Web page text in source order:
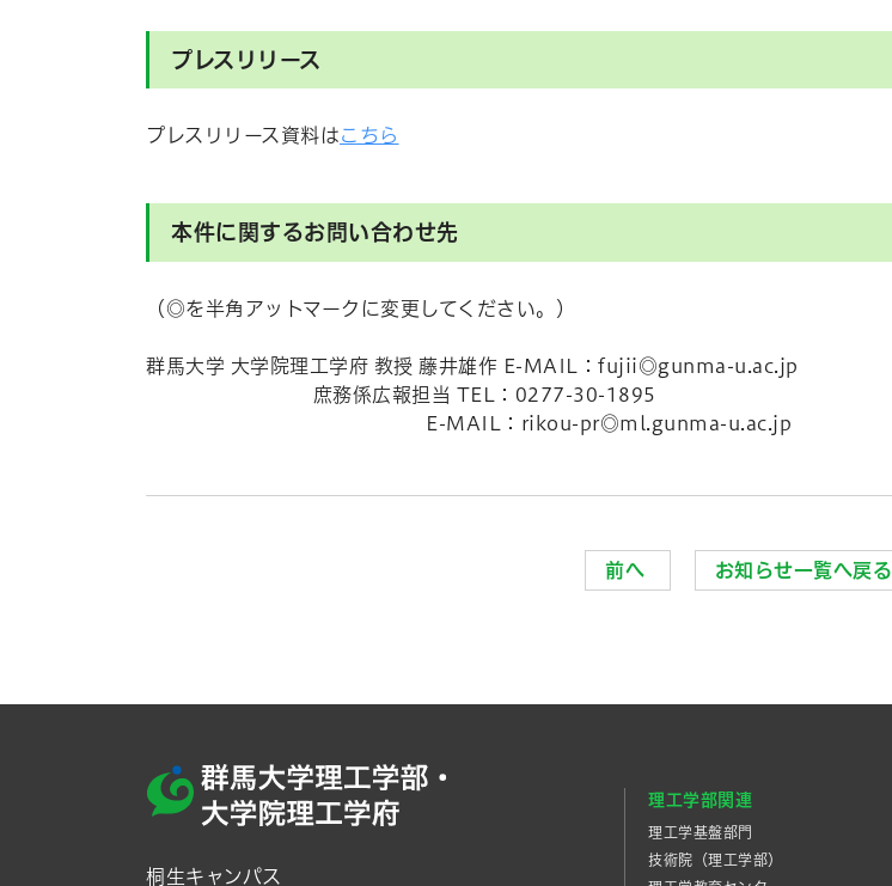
プレスリリース
プレスリリース資料はこちら
本件に関するお問い合わせ先
（◎を半角アットマークに変更してください。）
群馬大学 大学院理工学府 教授 藤井雄作 E-MAIL：fujii◎gunma-u.ac.jp
庶務係広報担当 TEL：0277-30-1895
E-MAIL：rikou-pr◎ml.gunma-u.ac.jp
前へ お知らせ一覧へ戻る
桐生キャンパス
理工学部関連
理工学基盤部門
技術院（理工学部）